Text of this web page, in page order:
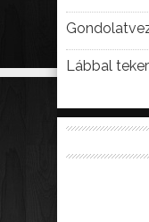
Lábbal